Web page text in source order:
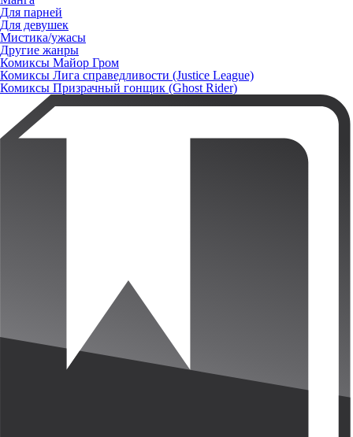
Для парней
Для девушек
Мистика/ужасы
Другие жанры
Комиксы Майор Гром
Комиксы Лига справедливости (Justice League)
Комиксы Призрачный гонщик (Ghost Rider)